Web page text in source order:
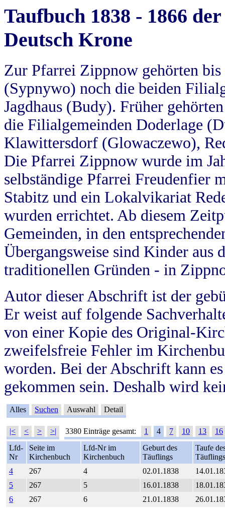
Taufbuch 1838 - 1866
Deutsch Krone
Zur Pfarrei Zippnow gehörten
(Sypnywo) noch die beiden
Jagdhaus (Budy). Früher
die Filialgemeinden Doderlage
Klawittersdorf (Glowaczewo),
Die Pfarrei Zippnow wurde im
selbständige Pfarrei Freudenfier
Stabitz und ein Lokalvikariat
wurden errichtet. Ab diesem
Gemeinden, in den
Übergangsweise sind Kinder aus
traditionellen Gründen - in
Autor dieser Abschrift ist der
Er weist auf folgende
von einer Kopie des Original-
zweifelsfreie Fehler im
worden. Bei der Abschrift kann
gekommen sein. Deshalb wird
Alles Suchen Auswahl Detail
|< < > >| 3380 Einträge gesamt: 1 4 7 10 13
16
Lfd-
Nr
Seite im
Kirchenbuch
Lfd-Nr im
Kirchenbuch
Geburt des
Täuflings
Taufe
Täuflings
4
267 4 02.01.1838
5
267 5 16.01.1838
6
267 6 21.01.1838